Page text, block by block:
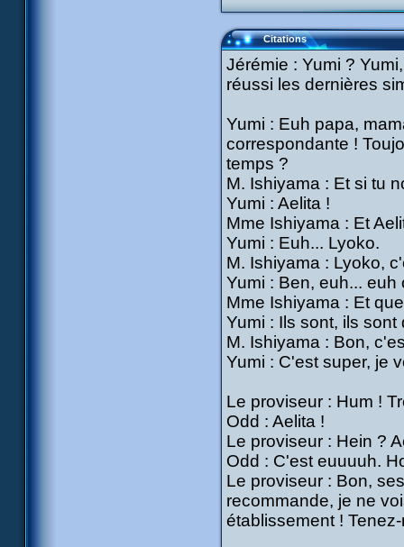
Citations
Jérémie : Yumi ?
réussi les dernières
Yumi : Euh papa,
correspondante !
temps ?
M. Ishiyama : Et si tu
Yumi : Aelita !
Mme Ishiyama : Et
Yumi : Euh... Lyoko.
M. Ishiyama : Lyoko,
Yumi : Ben, euh... euh
Mme Ishiyama : Et
Yumi : Ils sont, ils
M. Ishiyama : Bon,
Yumi : C'est super, je
Le proviseur : Hum !
Odd : Aelita !
Le proviseur : Hein ?
Odd : C'est euuuuh.
Le proviseur : Bon,
recommande, je ne
établissement !